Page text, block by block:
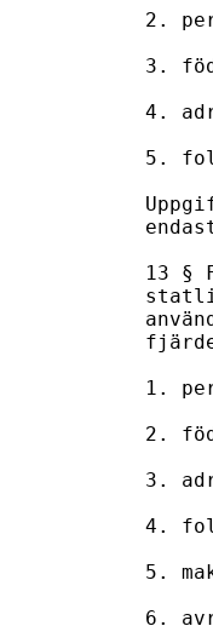
2.
3.
4.
5.
13 §
1.
2.
3.
4.
5.
6.